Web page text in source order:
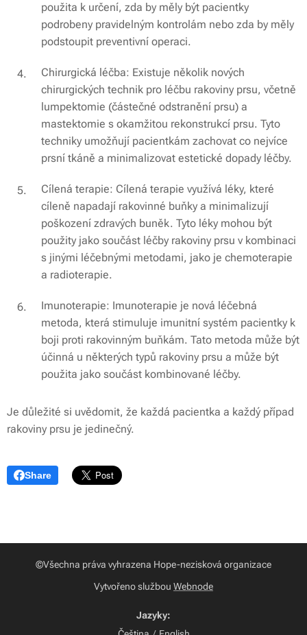
použita k určení, zda by měly být pacientky
podrobeny pravidelným kontrolám nebo zda by měly
podstoupit preventivní operaci.
Chirurgická léčba: Existuje několik nových
chirurgických technik pro léčbu rakoviny prsu, včetně
lumpektomie (částečné odstranění prsu) a
mastektomie s okamžitou rekonstrukcí prsu. Tyto
techniky umožňují pacientkám zachovat co nejvíce
prsní tkáně a minimalizovat estetické dopady léčby.
Cílená terapie: Cílená terapie využívá léky, které
cíleně napadají rakovinné buňky a minimalizují
poškození zdravých buněk. Tyto léky mohou být
použity jako součást léčby rakoviny prsu v kombinaci
s jinými léčebnými metodami, jako je chemoterapie
a radioterapie.
Imunoterapie: Imunoterapie je nová léčebná
metoda, která stimuluje imunitní systém pacientky k
boji proti rakovinným buňkám. Tato metoda může být
účinná u některých typů rakoviny prsu a může být
použita jako součást kombinované léčby.
Je důležité si uvědomit, že každá pacientka a každý případ
rakoviny prsu je jedinečný.
Share
©Všechna práva vyhrazena Hope-nezisková organizace
Vytvořeno službou Webnode
Jazyky